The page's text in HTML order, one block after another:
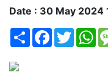
Date : 30 May 2024
ShareFacebook
Twitter